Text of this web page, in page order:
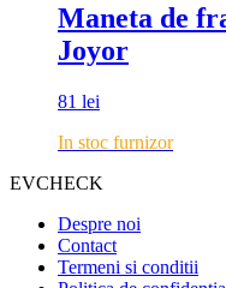
Maneta de
Joyor
81 lei
In stoc furnizor
EVCHECK
Despre noi
Contact
Termeni si conditii